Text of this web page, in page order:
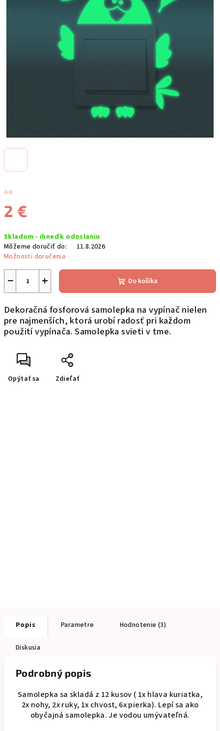
4 €
2 €
cena:
Skladom - ihneď k odoslaniu
Môžeme doručiť do:
11.8.2026
Možnosti doručenia
+
− Do košíka
Dekoračná fosforová samolepka na vypínač nielen
pre najmenších, ktorá urobí radosť pri každom
použití vypínača. Samolepka svieti v tme.
Opýtať sa Zdieľať
Popis Parametre Hodnotenie (3)
Diskusia
Podrobný popis
Samolepka sa skladá z 12 kusov ( 1x hlava kuriatka,
2x nohy, 2x ruky, 1x chvost, 6x pierka). Lepí sa ako
obyčajná samolepka. Je vodou umývateľná.